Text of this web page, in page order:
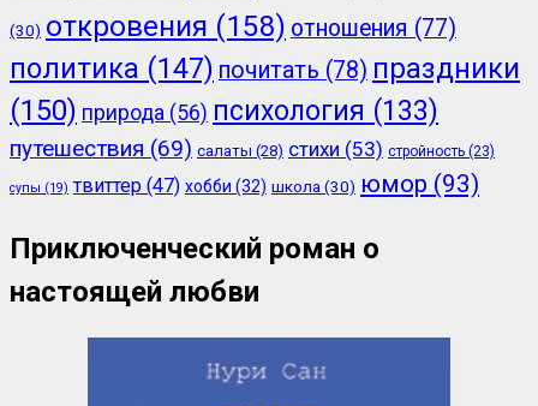
(30) откровения (158) отношения (77)
политика (147) почитать (78) праздники
(150) природа (56) психология (133)
путешествия (69) салаты (28) стихи (53) стройность (23)
супы (19) твиттер (47) хобби (32) школа (30) юмор (93)
Приключенческий роман о
настоящей любви